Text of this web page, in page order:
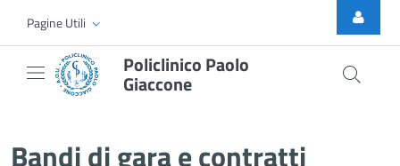
Skip to Main Content
Pagine Utili
Policlinico Paolo
Giaccone
Bandi di gara e contratti